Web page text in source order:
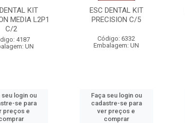
KIT
MEDIA L2P1
C/2
4187
UN
seu login ou
se para
preços e
ESC DENTAL KIT
PRECISION C/5
Código: 6332
Embalagem: UN
Faça seu login ou
cadastre-se para
ver preços e
comprar